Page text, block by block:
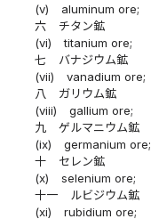
(v)
aluminum ore;
六
チタン鉱
(vi)
titanium ore;
七
バナジウム鉱
(vii)
vanadium ore;
八
ガリウム鉱
(viii)
gallium ore;
九
ゲルマニウム鉱
(ix)
germanium ore;
十
セレン鉱
(x)
selenium ore;
十一
ルビジウム鉱
(xi)
rubidium ore;